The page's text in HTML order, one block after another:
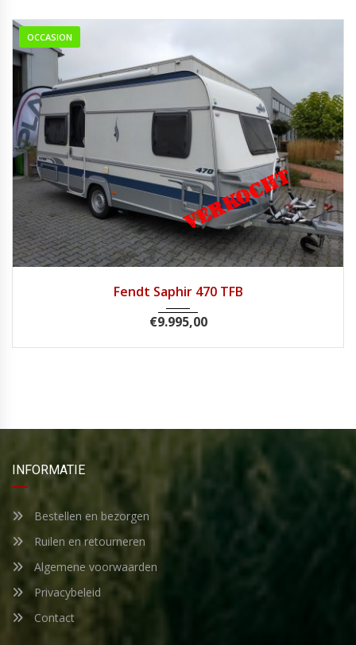
OCCASION
Fendt Saphir 470 TFB
€9.995,00
INFORMATIE
Bestellen en bezorgen
Ruilen en retourneren
Algemene voorwaarden
Privacybeleid
Contact